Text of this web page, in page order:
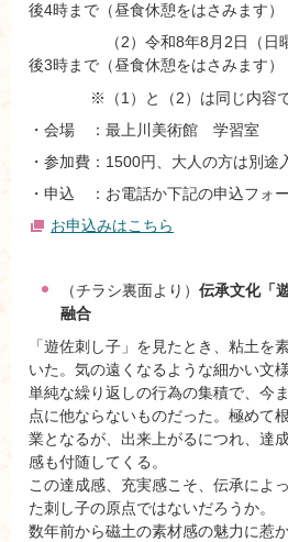
後4時まで（昼食休憩をはさみます）
（2）令和8年8月2日（日曜
後3時まで（昼食休憩をはさみます）
※（1）と（2）は同じ内容
・会場 ：最上川美術館 学習室
・参加費：1500円、大人の方は別途
・申込 ：お電話か下記の申込フォ
お申込みはこちら
（チラシ裏面より） 伝承文化「
融合
「遊佐刺し子」を見たとき、粘土を
いた。気の遠くなるような細かい文
単純な繰り返しの行為の集積で、今
点に他ならないものだった。極めて
業となるが、出来上がるにつれ、達
感も付随してくる。
この達成感、充実感こそ、伝承によ
た刺し子の原点ではないだろうか。
数年前から磁土の素材感の魅力に惹